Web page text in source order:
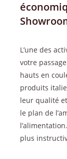
L’une des
votre
hauts en
produits
leur qualité
le plan de
l’alimentation.
plus